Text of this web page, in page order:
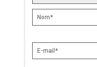
Nom*
E-
mail*